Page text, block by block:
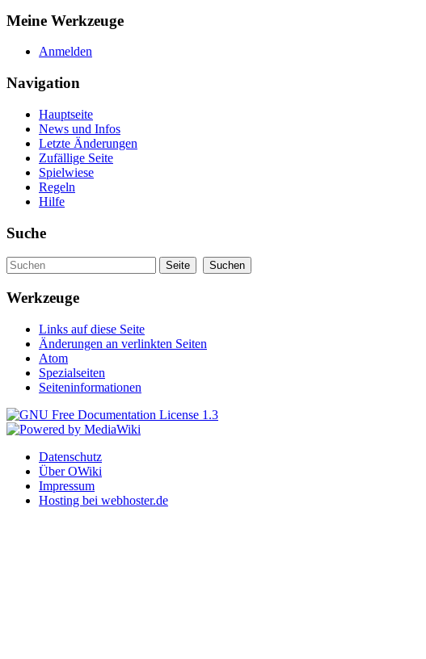
Meine Werkzeuge
Anmelden
Navigation
Hauptseite
News und Infos
Letzte Änderungen
Zufällige Seite
Spielwiese
Regeln
Hilfe
Suche
Werkzeuge
Links auf diese Seite
Änderungen an verlinkten Seiten
Atom
Spezialseiten
Seiteninformationen
Datenschutz
Über OWiki
Impressum
Hosting bei webhoster.de